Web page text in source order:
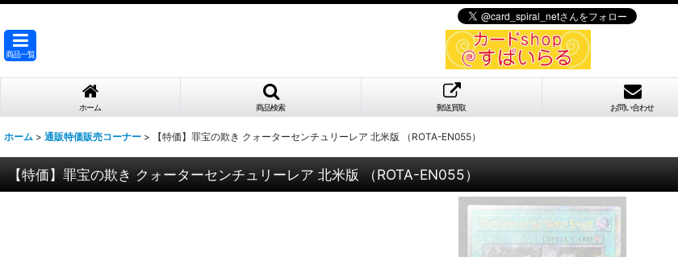
商品一覧
ホーム 商品検索 郵送買取 お問い合わせ
ホーム > 通販特価販売コーナー > 【特価】罪宝の欺き クォーターセンチュリーレア 北米版 （ROTA-EN055）
【特価】罪宝の欺き クォーターセンチュリーレア 北米版 （ROTA-EN055）